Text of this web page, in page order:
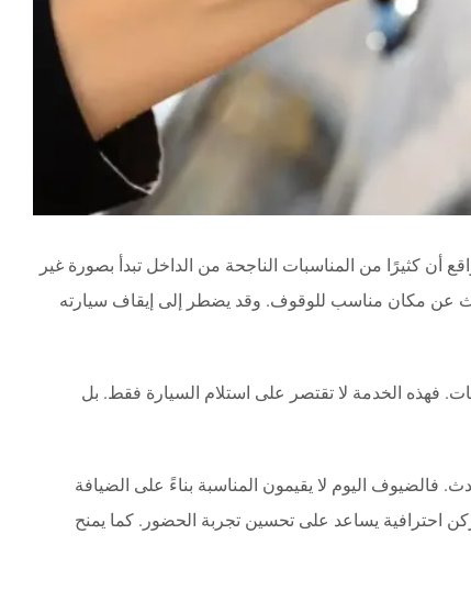
أن كثيرًا من المناسبات الناجحة من الداخل تبدأ بصورة غير
عن مكان مناسب للوقوف. وقد يضطر إلى إيقاف سيارته
فهذه الخدمة لا تقتصر على استلام السيارة فقط. بل
اليوم لا يقيمون المناسبة بناءً على الضيافة
احترافية يساعد على تحسين تجربة الحضور. كما يمنح